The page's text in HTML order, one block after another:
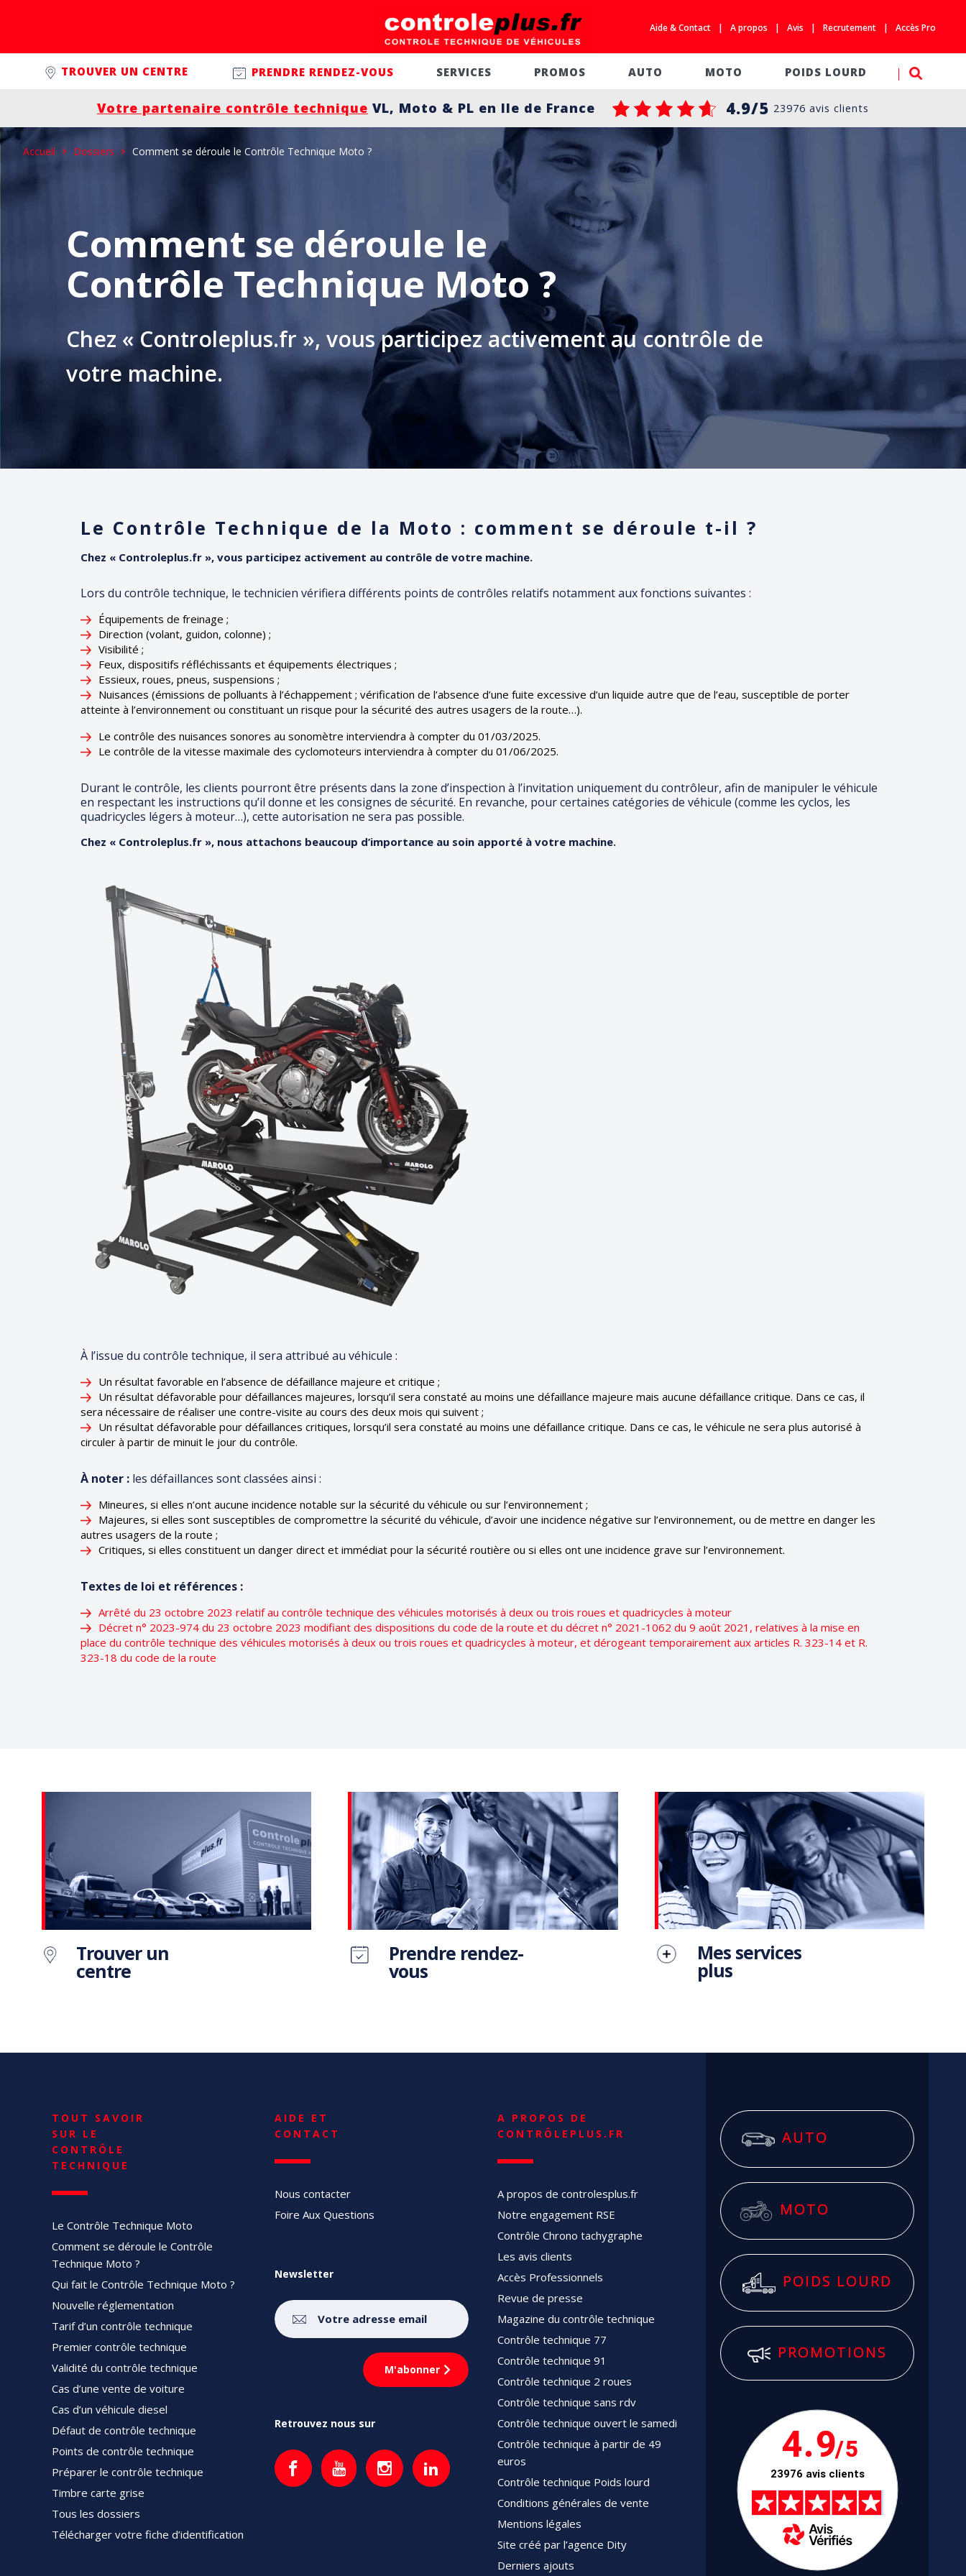
Aide & Contact A propos Avis Recrutement Accès Pro
TROUVER UN CENTRE PRENDRE RENDEZ-VOUS SERVICES PROMOS AUTO MOTO POIDS LOURD
Votre partenaire contrôle technique VL, Moto & PL en Ile de France 4.9/5 23976 avis clients
Accueil Dossiers Comment se déroule le Contrôle Technique Moto ?
Comment se déroule le
Contrôle Technique Moto ?
Chez « Controleplus.fr », vous participez activement au contrôle de
votre machine.
Le Contrôle Technique de la Moto : comment se déroule t-il ?
Chez « Controleplus.fr », vous participez activement au contrôle de votre machine.
Lors du contrôle technique, le technicien vérifiera différents points de contrôles relatifs notamment aux fonctions suivantes :
Équipements de freinage ;
Direction (volant, guidon, colonne) ;
Visibilité ;
Feux, dispositifs réfléchissants et équipements électriques ;
Essieux, roues, pneus, suspensions ;
Nuisances (émissions de polluants à l’échappement ; vérification de l’absence d’une fuite excessive d’un liquide autre que de l’eau, susceptible de porter
atteinte à l’environnement ou constituant un risque pour la sécurité des autres usagers de la route…).
Le contrôle des nuisances sonores au sonomètre interviendra à compter du 01/03/2025.
Le contrôle de la vitesse maximale des cyclomoteurs interviendra à compter du 01/06/2025.
Durant le contrôle, les clients pourront être présents dans la zone d’inspection à l’invitation uniquement du contrôleur, afin de manipuler le véhicule
en respectant les instructions qu’il donne et les consignes de sécurité. En revanche, pour certaines catégories de véhicule (comme les cyclos, les
quadricycles légers à moteur…), cette autorisation ne sera pas possible.
Chez « Controleplus.fr », nous attachons beaucoup d’importance au soin apporté à votre machine.
À l’issue du contrôle technique, il sera attribué au véhicule :
Un résultat favorable en l’absence de défaillance majeure et critique ;
Un résultat défavorable pour défaillances majeures, lorsqu’il sera constaté au moins une défaillance majeure mais aucune défaillance critique. Dans ce cas, il
sera nécessaire de réaliser une contre-visite au cours des deux mois qui suivent ;
Un résultat défavorable pour défaillances critiques, lorsqu’il sera constaté au moins une défaillance critique. Dans ce cas, le véhicule ne sera plus autorisé à
circuler à partir de minuit le jour du contrôle.
À noter : les défaillances sont classées ainsi :
Mineures, si elles n’ont aucune incidence notable sur la sécurité du véhicule ou sur l’environnement ;
Majeures, si elles sont susceptibles de compromettre la sécurité du véhicule, d’avoir une incidence négative sur l’environnement, ou de mettre en danger les
autres usagers de la route ;
Critiques, si elles constituent un danger direct et immédiat pour la sécurité routière ou si elles ont une incidence grave sur l’environnement.
Textes de loi et références :
Arrêté du 23 octobre 2023 relatif au contrôle technique des véhicules motorisés à deux ou trois roues et quadricycles à moteur
Décret n° 2023-974 du 23 octobre 2023 modifiant des dispositions du code de la route et du décret n° 2021-1062 du 9 août 2021, relatives à la mise en
place du contrôle technique des véhicules motorisés à deux ou trois roues et quadricycles à moteur, et dérogeant temporairement aux articles R. 323-14 et R.
323-18 du code de la route
Trouver un
centre
Prendre rendez-
vous
Mes services
plus
TOUT SAVOIR
SUR LE
CONTRÔLE
TECHNIQUE
Le Contrôle Technique Moto
Comment se déroule le Contrôle
Technique Moto ?
Qui fait le Contrôle Technique Moto ?
Nouvelle réglementation
Tarif d’un contrôle technique
Premier contrôle technique
Validité du contrôle technique
Cas d’une vente de voiture
Cas d’un véhicule diesel
Défaut de contrôle technique
Points de contrôle technique
Préparer le contrôle technique
Timbre carte grise
Tous les dossiers
Télécharger votre fiche d’identification
AIDE ET
CONTACT
Nous contacter
Foire Aux Questions
Newsletter
Retrouvez nous sur
A PROPOS DE
CONTRÔLEPLUS.FR
A propos de controlesplus.fr
Notre engagement RSE
Contrôle Chrono tachygraphe
Les avis clients
Accès Professionnels
Revue de presse
Magazine du contrôle technique
Contrôle technique 77
Contrôle technique 91
Contrôle technique 2 roues
Contrôle technique sans rdv
Contrôle technique ouvert le samedi
Contrôle technique à partir de 49
euros
Contrôle technique Poids lourd
Conditions générales de vente
Mentions légales
Site créé par l’agence Dity
Derniers ajouts
AUTO
MOTO
POIDS LOURD
PROMOTIONS
4.9/5
23976 avis clients